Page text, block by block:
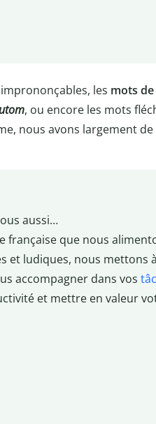
les mots
, ou encore les mots
nous avons largement
aussi…
française que nous
et ludiques, nous mettons
accompagner dans vos
et mettre en valeur